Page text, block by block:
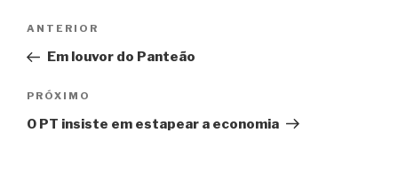
Post
Anterior
ANTERIOR
Em louvor do Panteão
Próximo
PRÓXIMO
O PT insiste em estapear a economia